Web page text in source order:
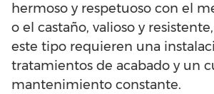
hermoso y respetuoso con el
o el castaño, valioso y
este tipo requieren una
tratamientos de acabado y un
mantenimiento constante.